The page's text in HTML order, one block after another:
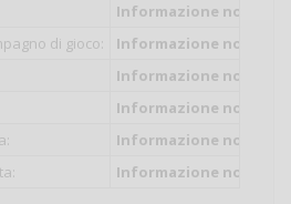
Informazione non
di gioco:
Informazione non
Informazione non
Informazione non
Informazione non
Informazione non